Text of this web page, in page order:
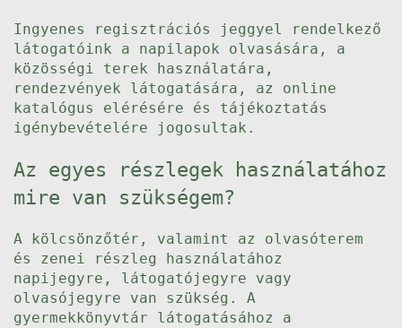
Ingyenes regisztrációs jeggyel rendelkező
látogatóink a napilapok olvasására, a
közösségi terek használatára,
rendezvények látogatására, az online
katalógus elérésére és tájékoztatás
igénybevételére jogosultak.
Az egyes részlegek használatához
mire van szükségem?
A kölcsönzőtér, valamint az olvasóterem
és zenei részleg használatához
napijegyre, látogatójegyre vagy
olvasójegyre van szükség. A
gyermekkönyvtár látogatásához a